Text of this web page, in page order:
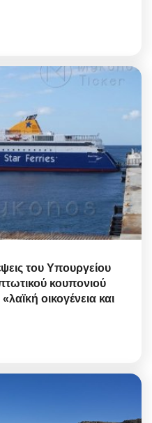
του Υπουργείου
κουπονιού
οικογένεια και